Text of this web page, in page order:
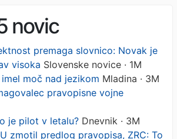
novic
premaga slovnico: Novak je
visoka Slovenske novice · 1M
moč nad jezikom Mladina · 3M
pravopisne vojne
je pilot v letalu? Dnevnik · 3M
zmotil predlog pravopisa, ZRC: To